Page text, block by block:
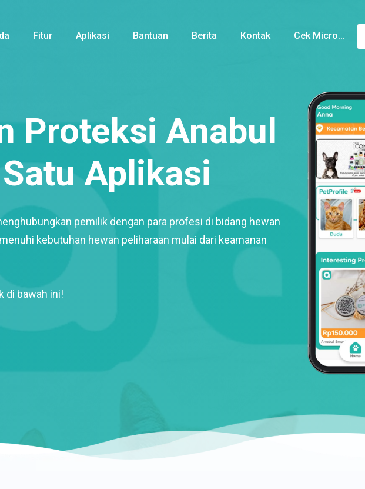
Fitur Aplikasi Bantuan Berita Kontak Cek Micro...
Proteksi Anabul
Aplikasi
pemilik dengan para profesi di bidang hewan
kebutuhan hewan peliharaan mulai dari keamanan
di bawah ini!